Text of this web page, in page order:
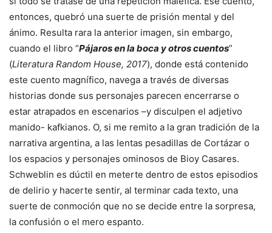
entonces, quebró una suerte de prisión mental y del
ánimo. Resulta rara la anterior imagen, sin embargo,
cuando el libro “Pájaros en la boca y otros cuentos”
(Literatura Random House, 2017), donde está contenido
este cuento magnífico, navega a través de diversas
historias donde sus personajes parecen encerrarse o
estar atrapados en escenarios –y disculpen el adjetivo
manido- kafkianos. O, si me remito a la gran tradición de la
narrativa argentina, a las lentas pesadillas de Cortázar o
los espacios y personajes ominosos de Bioy Casares.
Schweblin es dúctil en meterte dentro de estos episodios
de delirio y hacerte sentir, al terminar cada texto, una
suerte de conmoción que no se decide entre la sorpresa,
la confusión o el mero espanto.